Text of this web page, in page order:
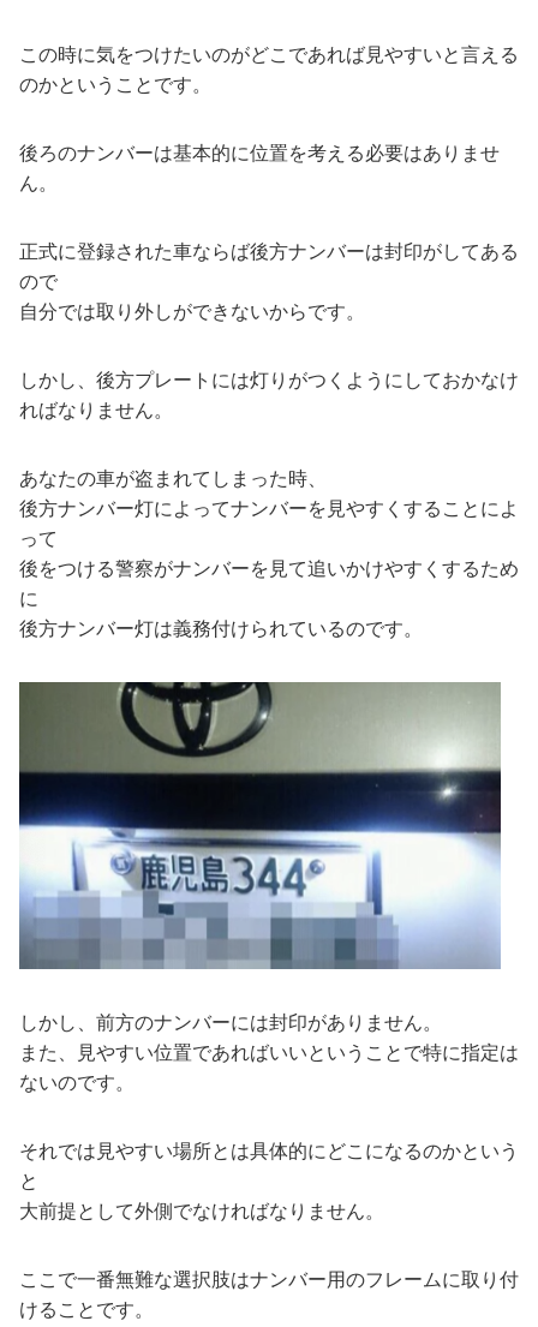
この時に気をつけたいのがどこであれば見やすいと言える
のかということです。
後ろのナンバーは基本的に位置を考える必要はありませ
ん。
正式に登録された車ならば後方ナンバーは封印がしてある
ので
自分では取り外しができないからです。
しかし、後方プレートには灯りがつくようにしておかなけ
ればなりません。
あなたの車が盗まれてしまった時、
後方ナンバー灯によってナンバーを見やすくすることによ
って
後をつける警察がナンバーを見て追いかけやすくするため
に
後方ナンバー灯は義務付けられているのです。
しかし、前方のナンバーには封印がありません。
また、見やすい位置であればいいということで特に指定は
ないのです。
それでは見やすい場所とは具体的にどこになるのかという
と
大前提として外側でなければなりません。
ここで一番無難な選択肢はナンバー用のフレームに取り付
けることです。